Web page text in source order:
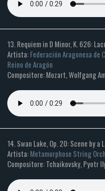
13. Requiem in D Minor, K. 626:
Artista:Federación Aragonesa de
Reino de Aragón
Compositore: Mozart, Wolfgang
14. Swan Lake, Op. 20: Scene by a
Artista:Metamorphose String
Compositore: Tchaikovsky, Pyotr